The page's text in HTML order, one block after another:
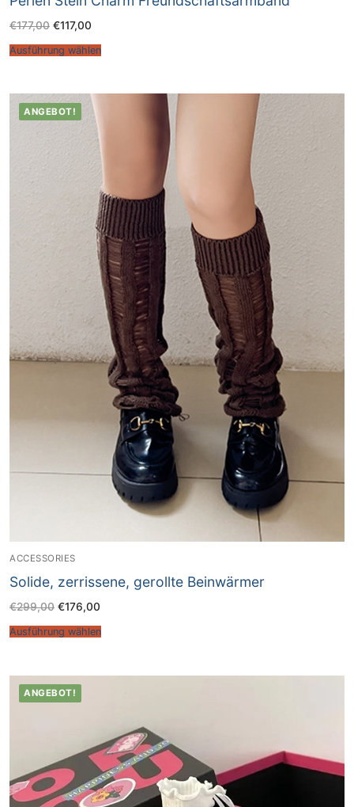
€177,00 €117,00
Ausführung wählen
ANGEBOT!
ACCESSORIES
Solide, zerrissene, gerollte Beinwärmer
€299,00 €176,00
Ausführung wählen
ANGEBOT!